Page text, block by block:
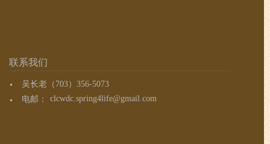
联系我们
吴长老（703）356-5073
电邮：
clcwdc.spring4life@gmail.com